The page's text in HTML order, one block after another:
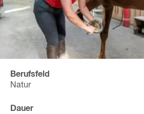
Berufsfeld
Natur
Dauer